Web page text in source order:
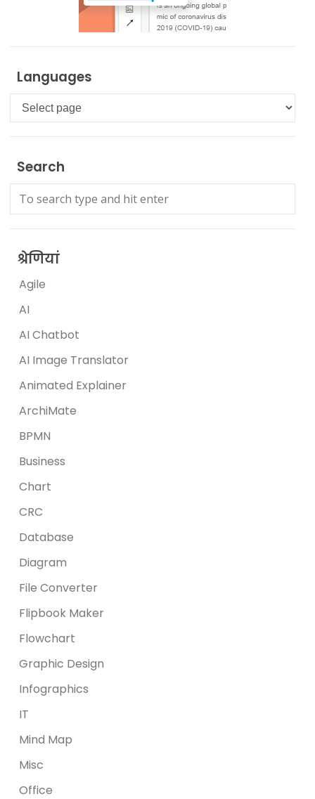
Languages
Languages
Search
श्रेणियां
Agile
AI
AI Chatbot
AI Image Translator
Animated Explainer
ArchiMate
BPMN
Business
Chart
CRC
Database
Diagram
File Converter
Flipbook Maker
Flowchart
Graphic Design
Infographics
IT
Mind Map
Misc
Office